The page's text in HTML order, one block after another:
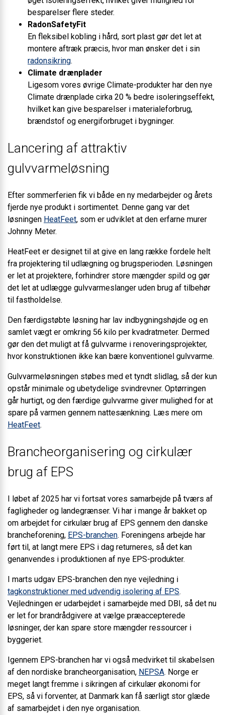
besparelser flere steder.
RadonSafetyFit
En fleksibel kobling i hård, sort plast gør det let at
montere aftræk præcis, hvor man ønsker det i sin
radonsikring.
Climate drænplader
Ligesom vores øvrige Climate-produkter har den nye
Climate drænplade cirka 20 % bedre isoleringseffekt,
hvilket kan give besparelser i materialeforbrug,
brændstof og energiforbruget i bygninger.
Lancering af attraktiv
gulvvarmeløsning
Efter sommerferien fik vi både en ny medarbejder og årets
fjerde nye produkt i sortimentet. Denne gang var det
løsningen HeatFeet, som er udviklet at den erfarne murer
Johnny Meter.
HeatFeet er designet til at give en lang række fordele helt
fra projektering til udlægning og brugsperioden. Løsningen
er let at projektere, forhindrer store mængder spild og gør
det let at udlægge gulvvarmeslanger uden brug af tilbehør
til fastholdelse.
Den færdigstøbte løsning har lav indbygningshøjde og en
samlet vægt er omkring 56 kilo per kvadratmeter. Dermed
gør den det muligt at få gulvvarme i renoveringsprojekter,
hvor konstruktionen ikke kan bære konventionel gulvvarme.
Gulvvarmeløsningen støbes med et tyndt slidlag, så der kun
opstår minimale og ubetydelige svindrevner. Optørringen
går hurtigt, og den færdige gulvvarme giver mulighed for at
spare på varmen gennem nattesænkning. Læs mere om
HeatFeet.
Brancheorganisering og cirkulær
brug af EPS
I løbet af 2025 har vi fortsat vores samarbejde på tværs af
fagligheder og landegrænser. Vi har i mange år bakket op
om arbejdet for cirkulær brug af EPS gennem den danske
brancheforening, EPS-branchen. Foreningens arbejde har
ført til, at langt mere EPS i dag returneres, så det kan
genanvendes i produktionen af nye EPS-produkter.
I marts udgav EPS-branchen den nye vejledning i
tagkonstruktioner med udvendig isolering af EPS.
Vejledningen er udarbejdet i samarbejde med DBI, så det nu
er let for brandrådgivere at vælge præaccepterede
løsninger, der kan spare store mængder ressourcer i
byggeriet.
Igennem EPS-branchen har vi også medvirket til skabelsen
af den nordiske brancheorganisation, NEPSA. Norge er
meget langt fremme i sikringen af cirkulær økonomi for
EPS, så vi forventer, at Danmark kan få særligt stor glæde
af samarbejdet i den nye organisation.